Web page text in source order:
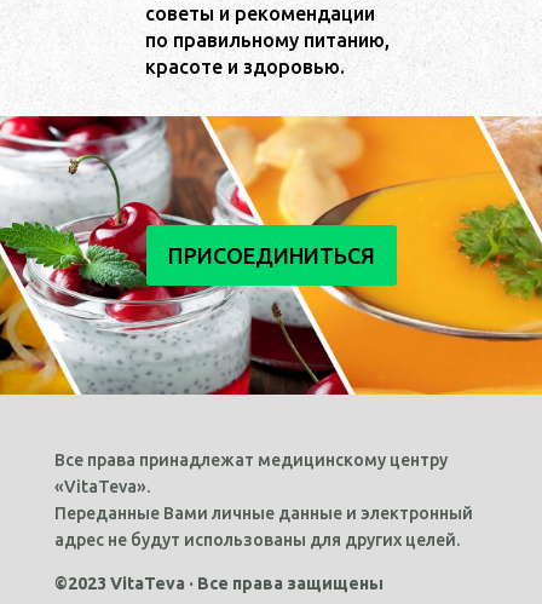
советы и рекомендации
по правильному питанию,
красоте и здоровью.
ПРИСОЕДИНИТЬСЯ
Все права принадлежат медицинскому центру
«VitaTeva».
Переданные Вами личные данные и электронный
адрес не будут использованы для других целей.
©2023 VitaTeva · Все права защищены